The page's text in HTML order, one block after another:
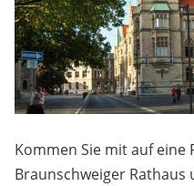
Kommen Sie mit auf eine
Braunschweiger Rathaus